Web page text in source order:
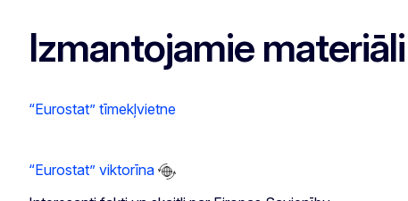
Izmantojamie materiāli
“Eurostat” tīmekļvietne
“Eurostat” viktorīna